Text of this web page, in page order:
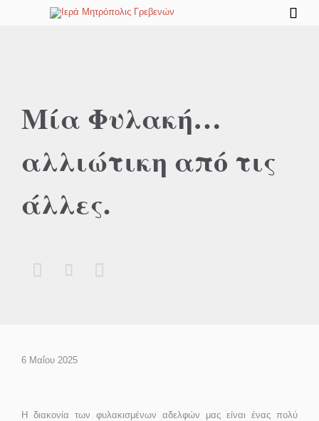

Μία Φυλακή…
αλλιώτικη από τις
άλλες.
  
6 Μαΐου 2025
Η διακονία των φυλακισμένων αδελφών μας είναι ένας πολύ